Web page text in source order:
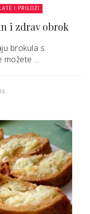
I PRILOZI
i zdrav obrok
brokula s
možete ...